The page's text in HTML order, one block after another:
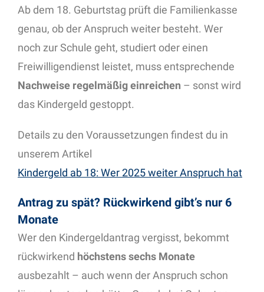
Ab dem 18. Geburtstag prüft die Familienkasse
genau, ob der Anspruch weiter besteht. Wer
noch zur Schule geht, studiert oder einen
Freiwilligendienst leistet, muss entsprechende
Nachweise regelmäßig einreichen – sonst wird
das Kindergeld gestoppt.
Details zu den Voraussetzungen findest du in
unserem Artikel
Kindergeld ab 18: Wer 2025 weiter Anspruch hat
Antrag zu spät? Rückwirkend gibt’s nur 6
Monate
Wer den Kindergeldantrag vergisst, bekommt
rückwirkend höchstens sechs Monate
ausbezahlt – auch wenn der Anspruch schon